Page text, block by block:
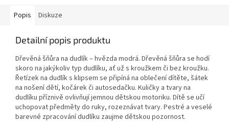
Popis Diskuze
Detailní popis produktu
Dřevěná šňůra na dudlík – hvězda modrá. Dřevěná šňůra se hodí
skoro na jakýkoliv typ dudlíku, ať už s kroužkem či bez kroužku.
Řetízek na dudlík s klipsem se připíná na oblečení dítěte, šátek
na nošení dětí, kočárek či autosedačku. Kuličky a tvary na
dudlíku příznivě ovlivňují jemnou dětskou motoriku. Dítě se učí
uchopovat předměty do ruky, rozeznávat tvary. Pestré a veselé
barevné zpracování dudlíku zaujme dětskou pozornost.